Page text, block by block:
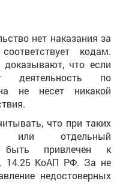
нет наказания за
кодам.
что если
деятельность по
не несет никакой
что при таких
или отдельный
быть привлечен к
14.25 КоАП РФ. За не
недостоверных